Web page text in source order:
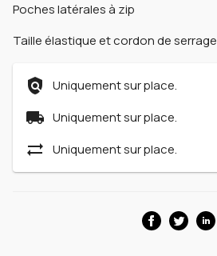
Poches latérales à zip
Taille élastique et cordon de serrage
policy Uniquement sur place.
local_shipping Uniquement sur place.
sync_alt Uniquement sur place.